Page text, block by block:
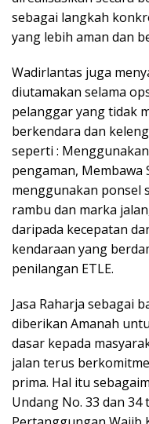
sebagai langkah
yang lebih aman dan
Wadirlantas juga
diutamakan selama
pelanggar yang tidak
berkendara dan
seperti :
pengaman, Membawa
menggunakan ponsel
rambu dan marka
daripada kecepatan
kendaraan yang
penilangan ETLE.
Jasa Raharja sebagai
diberikan Amanah
dasar kepada
jalan terus
prima. Hal itu
Undang No. 33 dan